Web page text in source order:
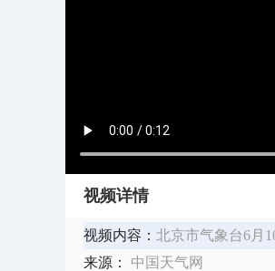
视频详情
视频内容： 北京市气象台6月
来源：
中国天气网